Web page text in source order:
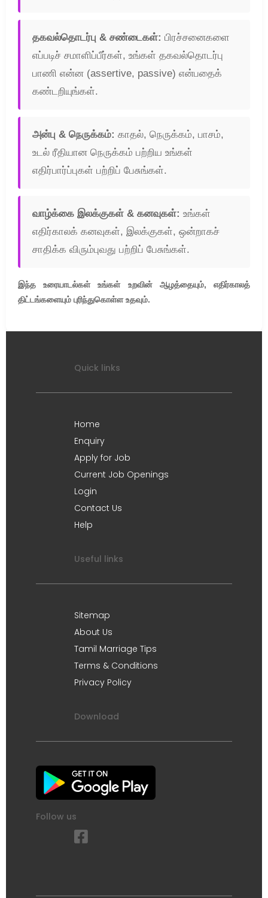
தகவல்தொடர்பு & சண்டைகள்: பிரச்சனைகளை
எப்படிச் சமாளிப்பீர்கள், உங்கள் தகவல்தொடர்பு
பாணி என்ன (assertive, passive) என்பதைக்
கண்டறியுங்கள்.
அன்பு & நெருக்கம்: காதல், நெருக்கம், பாசம்,
உடல் ரீதியான நெருக்கம் பற்றிய உங்கள்
எதிர்பார்ப்புகள் பற்றிப் பேசுங்கள்.
வாழ்க்கை இலக்குகள் & கனவுகள்: உங்கள்
எதிர்காலக் கனவுகள், இலக்குகள், ஒன்றாகச்
சாதிக்க விரும்புவது பற்றிப் பேசுங்கள்.
இந்த உரையாடல்கள் உங்கள் உறவின் ஆழத்தையும், எதிர்காலத்
திட்டங்களையும் புரிந்துகொள்ள உதவும்.
Quick links
Home
Enquiry
Apply for Job
Current Job Openings
Login
Contact Us
Help
Useful links
Sitemap
About Us
Tamil Marriage Tips
Terms & Conditions
Privacy Policy
Download
Follow us